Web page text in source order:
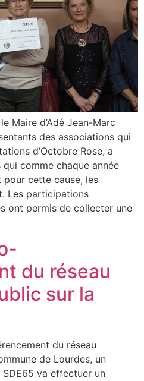
Maire d’Adé Jean-Marc
des associations qui
d’Octobre Rose, a
comme chaque année
cette cause, les
Les participations
ont permis de collecter une
du réseau
sur la
du réseau
de Lourdes, un
va effectuer un